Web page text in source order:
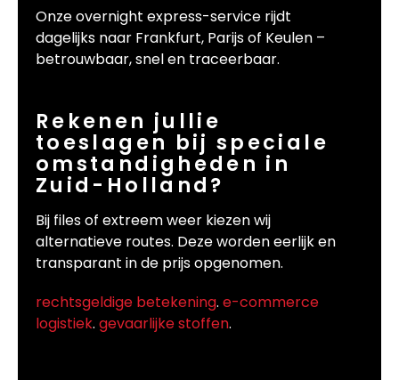
Onze overnight express-service rijdt
dagelijks naar Frankfurt, Parijs of Keulen –
betrouwbaar, snel en traceerbaar.
Rekenen jullie
toeslagen bij speciale
omstandigheden in
Zuid-Holland?
Bij files of extreem weer kiezen wij
alternatieve routes. Deze worden eerlijk en
transparant in de prijs opgenomen.
rechtsgeldige betekening. e-commerce
logistiek. gevaarlijke stoffen.